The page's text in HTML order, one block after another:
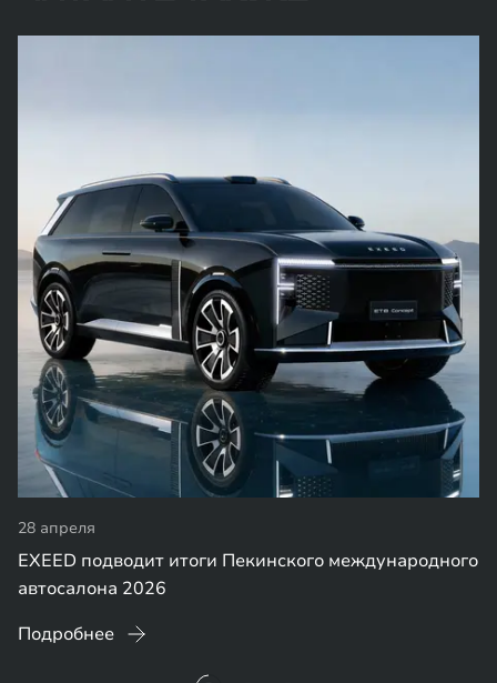
28 апреля
EXEED подводит итоги Пекинского международного
автосалона 2026
Подробнее